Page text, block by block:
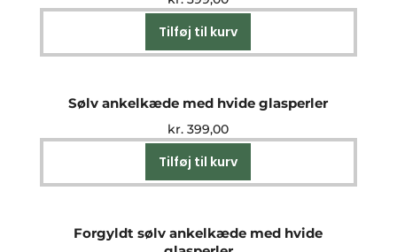
Tilføj til kurv
Sølv ankelkæde med hvide glasperler
kr. 399,00
Tilføj til kurv
Forgyldt sølv ankelkæde med hvide